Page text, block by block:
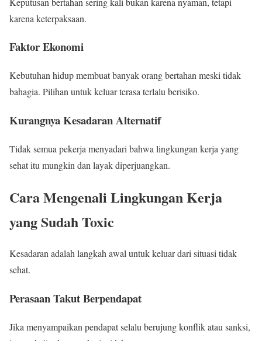
karena keterpaksaan.
Faktor Ekonomi
Kebutuhan hidup membuat banyak orang bertahan meski tidak
bahagia. Pilihan untuk keluar terasa terlalu berisiko.
Kurangnya Kesadaran Alternatif
Tidak semua pekerja menyadari bahwa lingkungan kerja yang
sehat itu mungkin dan layak diperjuangkan.
Cara Mengenali Lingkungan Kerja
yang Sudah Toxic
Kesadaran adalah langkah awal untuk keluar dari situasi tidak
sehat.
Perasaan Takut Berpendapat
Jika menyampaikan pendapat selalu berujung konflik atau sanksi,